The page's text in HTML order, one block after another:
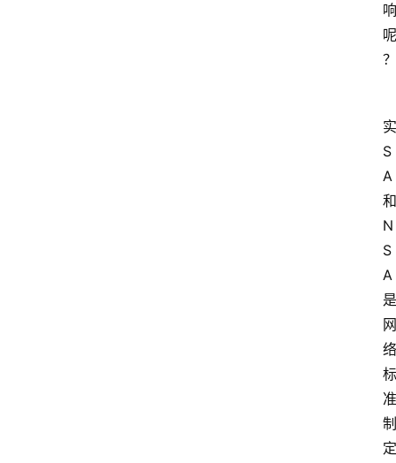
响
呢
？
实
S
A
和
N
S
A
是
网
络
标
准
制
定